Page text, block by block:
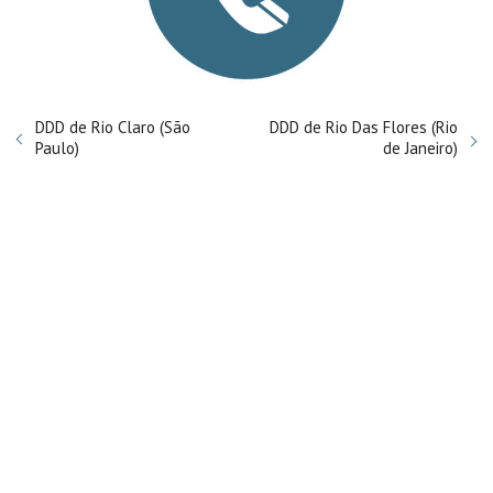
DDD de Rio Claro (São
Paulo)
DDD de Rio Das Flores (Rio
de Janeiro)